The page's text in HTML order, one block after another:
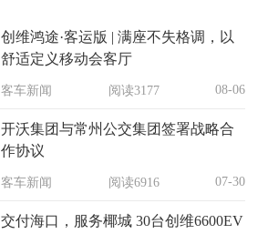
创维鸿途·客运版 | 满座不失格调，以
舒适定义移动会客厅
客车新闻 阅读3177 08-06
开沃集团与常州公交集团签署战略合
作协议
客车新闻 阅读6916 07-30
交付海口，服务椰城 30台创维6600EV